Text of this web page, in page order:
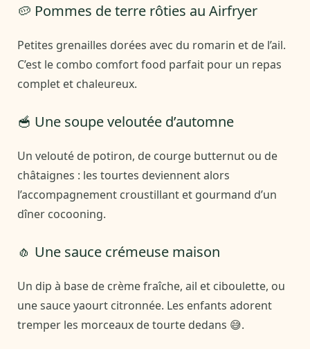
🥔 Pommes de terre rôties au Airfryer
Petites grenailles dorées avec du romarin et de l’ail.
C’est le combo comfort food parfait pour un repas
complet et chaleureux.
🥣 Une soupe veloutée d’automne
Un velouté de potiron, de courge butternut ou de
châtaignes : les tourtes deviennent alors
l’accompagnement croustillant et gourmand d’un
dîner cocooning.
🧄 Une sauce crémeuse maison
Un dip à base de crème fraîche, ail et ciboulette, ou
une sauce yaourt citronnée. Les enfants adorent
tremper les morceaux de tourte dedans 😅.